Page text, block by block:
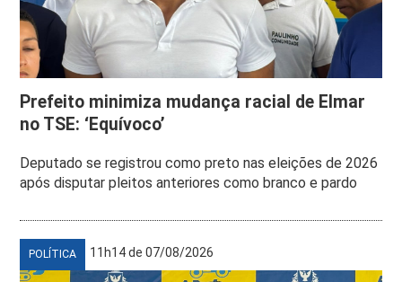
Prefeito minimiza mudança racial de Elmar
no TSE: ‘Equívoco’
Deputado se registrou como preto nas eleições de 2026
após disputar pleitos anteriores como branco e pardo
POLÍTICA 11h14 de 07/08/2026